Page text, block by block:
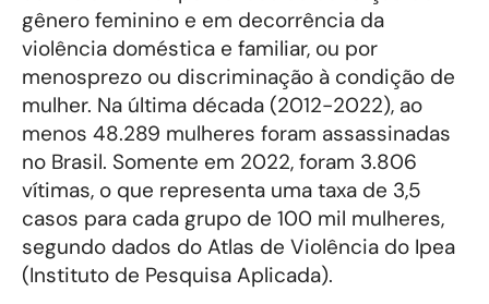
gênero feminino e em decorrência da
violência doméstica e familiar, ou por
menosprezo ou discriminação à condição de
mulher. Na última década (2012-2022), ao
menos 48.289 mulheres foram assassinadas
no Brasil. Somente em 2022, foram 3.806
vítimas, o que representa uma taxa de 3,5
casos para cada grupo de 100 mil mulheres,
segundo dados do Atlas de Violência do Ipea
(Instituto de Pesquisa Aplicada).